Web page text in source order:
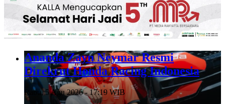
Ananda Zayn Neymar Resmi
Direkrut Honda Racing Indonesia
Rabu, 5 Agu 2026 - 17:19 WIB